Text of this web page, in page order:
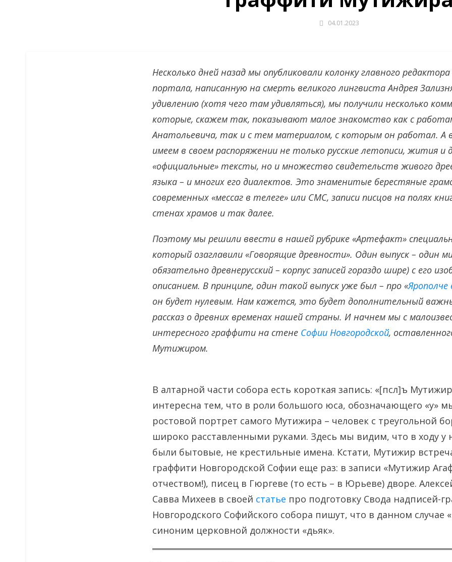
04.01.2023
Несколько дней назад мы опубликовали колонку главного
портала, написанную на смерть великого лингвиста Андрея
удивлению (хотя чего там удивляться), мы получили несколько
которые, скажем так, показывают малое знакомство как с
Анатольевича, так и с тем материалом, с которым он работал. А
имеем в своем распоряжении не только русские летописи, жития и
«официальные» тексты, но и множество свидетельств живого
языка – и многих его диалектов. Это знаменитые берестяные
современных «мессаг в телеге» или СМС, записи писцов на полях
стенах храмов и так далее.
Поэтому мы решили ввести в нашей рубрике «Артефакт»
который озаглавили «Говорящие древности». Один выпуск – один
обязательно древнерусский – корпус записей гораздо шире) с его
описанием. В принципе, один такой выпуск уже был – про «Ярополче
он будет нулевым. Нам кажется, это будет дополнительный
рассказ о древних временах нашей страны. И начнем мы с
интересного граффити на стене Софии Новгородской,
Мутижиром.
В алтарной части собора есть короткая запись: «[псл]ъ
интересна тем, что в роли большого юса, обозначающего «у»
ростовой портрет самого Мутижира – человек с треугольной
широко расставленными руками. Здесь мы видим, что в ходу у
были бытовые, не крестильные имена. Кстати, Мутижир
граффити Новгородской Софии еще раз: в записи «Мутижир
отчеством!), писец в Гюргеве (то есть – в Юрьеве) дворе.
Савва Михеев в своей статье про подготовку Свода надписей-
Новгородского Софийского собора пишут, что в данном случае
синоним церковной должности «дьяк».